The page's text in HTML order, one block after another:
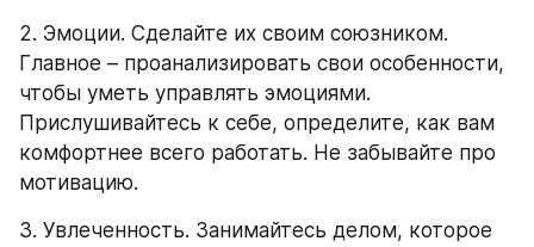
2. Эмоции. Сделайте их своим союзником.
Главное – проанализировать свои особенности,
чтобы уметь управлять эмоциями.
Прислушивайтесь к себе, определите, как вам
комфортнее всего работать. Не забывайте про
мотивацию.
3. Увлеченность. Занимайтесь делом, которое